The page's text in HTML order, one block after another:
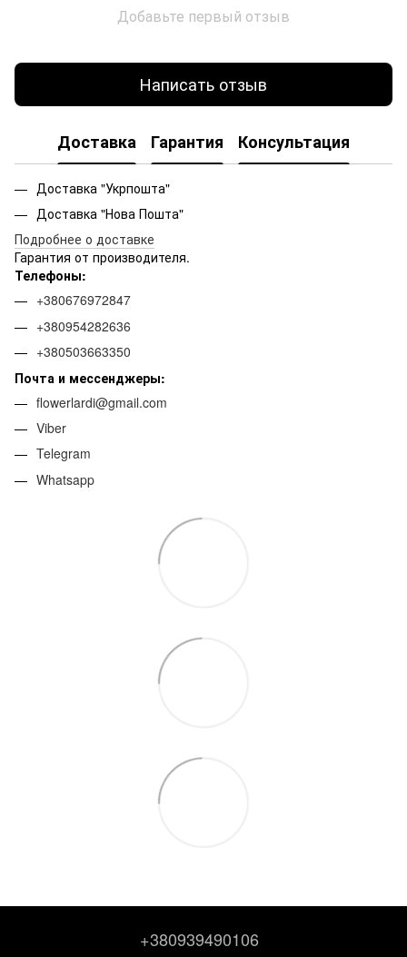
Добавьте первый отзыв
Написать отзыв
Доставка Гарантия Консультация
Доставка "Укрпошта"
Доставка "Нова Пошта"
Подробнее о доставке
Гарантия от производителя.
Телефоны:
+380676972847
+380954282636
+380503663350
Почта и мессенджеры:
flowerlardi@gmail.com
Viber
Telegram
Whatsapp
+380939490106